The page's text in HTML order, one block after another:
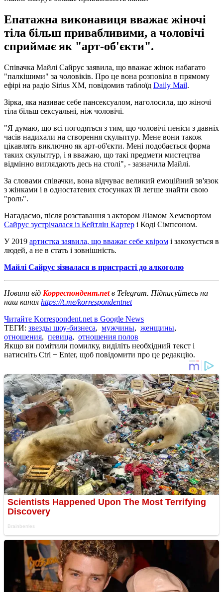
Епатажна виконавиця вважає жіночі
тіла більш привабливими, а чоловічі
сприймає як "арт-об'єкти".
Співачка Майлі Сайрус заявила, що вважає жінок набагато
"палкішими" за чоловіків. Про це вона розповіла в прямому
ефірі на радіо Sirius XM, повідомив таблоїд Daily Mail.
Зірка, яка називає себе пансексуалом, наголосила, що жіночі
тіла більш сексуальні, ніж чоловічі.
"Я думаю, що всі погодяться з тим, що чоловічі пеніси з давніх
часів надихали на створення скульптур. Мене вони також
цікавлять виключно як арт-об'єкти. Мені подобається форма
таких скульптур, і я вважаю, що такі предмети мистецтва
відмінно виглядають десь на столі", - зазначила Майлі.
За словами співачки, вона відчуває великий емоційний зв'язок
з жінками і в одностатевих стосунках їй легше знайти свою
"роль".
Нагадаємо, після розставання з актором Ліамом Хемсвортом
Сайрус зустрічалася із Кейтлін Картер і Коді Сімпсоном.
У 2019 артистка заявила, що вважає себе квіром і закохується в
людей, а не в стать і зовнішність.
Майлі Сайрус зізналася в пристрасті до алкоголю
Новини від Корреспондент.netв Telegram. Підписуйтесь на
наш канал https://t.me/korrespondentnet
Читайте Korrespondent.net в Google News
ТЕГИ: звезды шоу-бизнеса, мужчины, женщины,
отношения, певица, отношения полов
Якщо ви помітили помилку, виділіть необхідний текст і
натисніть Ctrl + Enter, щоб повідомити про це редакцію.